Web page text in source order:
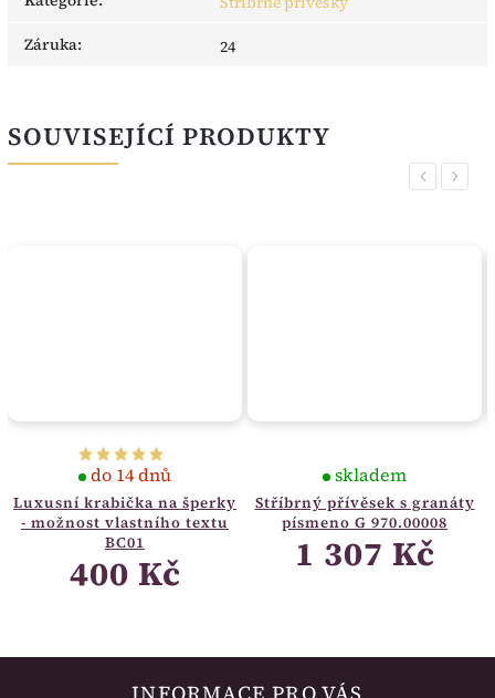
Záruka: 24
SOUVISEJÍCÍ PRODUKTY
Previous
Luxusní krabička na šperky
- možnost vlastního textu
BC01
do 14 dnů
400 Kč
Stříbrný přívěsek s granáty
písmeno G 970.00008
skladem
1 307 Kč
Next